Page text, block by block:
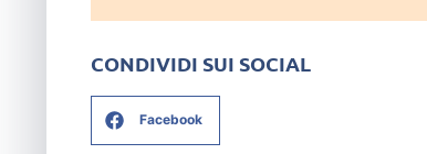
CONDIVIDI SUI SOCIAL
Facebook